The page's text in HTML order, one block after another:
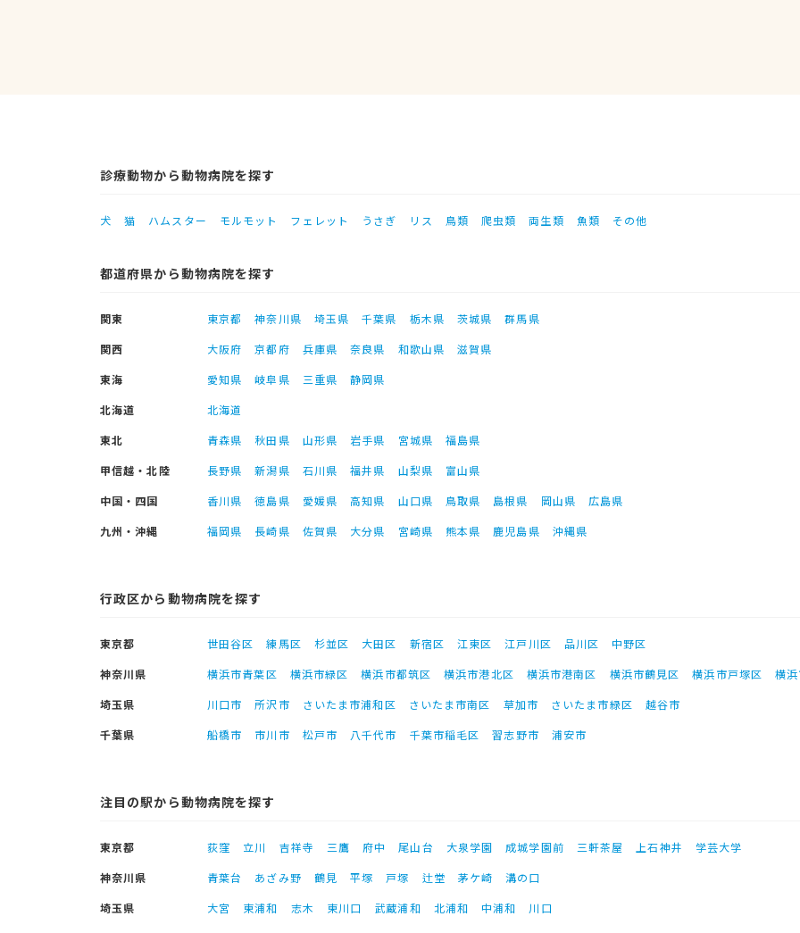
診療動物から動物病院を探す
犬 猫 ハムスター モルモット フェレット うさぎ リス 鳥類 爬虫類 両生類 魚類 その他
都道府県から動物病院を探す
関東 東京都 神奈川県 埼玉県 千葉県 栃木県 茨城県
群馬県
関西
大阪府 京都府 兵庫県 奈良県 和歌山県
滋賀県
東海
愛知県 岐阜県 三重県
静岡県
北海道
北海道
東北
青森県 秋田県 山形県 岩手県 宮城県
福島県
甲信越・北陸
長野県 新潟県 石川県 福井県 山梨県
富山県
中国・四国
香川県 徳島県 愛媛県 高知県 山口県 鳥取県 島根県 岡山県
広島県
九州・沖縄
福岡県 長崎県 佐賀県 大分県 宮崎県 熊本県 鹿児島県 沖縄県
行政区から動物病院を探す
東京都 世田谷区 練馬区 杉並区 大田区 新宿区 江東区 江戸川区 品川区
中野区
神奈川県
横浜市青葉区 横浜市緑区 横浜市都筑区 横浜市港北区 横浜市港南区 横浜市鶴見区 横浜市戸塚区
横
埼玉県
川口市 所沢市 さいたま市浦和区 さいたま市南区 草加市 さいたま市緑区
越谷市
千葉県
船橋市 市川市 松戸市 八千代市 千葉市稲毛区 習志野市 浦安市
注目の駅から動物病院を探す
東京都 荻窪 立川 吉祥寺 三鷹 府中 尾山台 大泉学園 成城学園前 三軒茶屋 上石神井
学芸大学
神奈川県
青葉台 あざみ野 鶴見 平塚 戸塚 辻堂 茅ケ崎
溝の口
埼玉県
大宮 東浦和 志木 東川口 武蔵浦和 北浦和 中浦和
川口